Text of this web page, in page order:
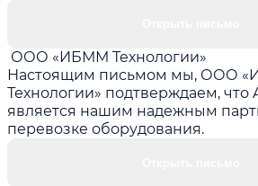
ООО «ИБММ Технологии»
Настоящим письмом мы, ООО
Технологии» подтверждаем, что
является нашим надежным
перевозке оборудования.